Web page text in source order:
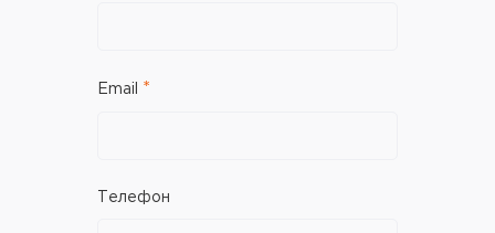
Email
Телефон